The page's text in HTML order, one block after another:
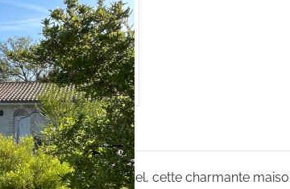
calme et résidentiel, cette charmante